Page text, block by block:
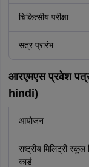
चिकित्सीय परीक्षा
सत्र प्रारंभ
आरएमएस प्रवेश
hindi)
आयोजन
राष्ट्रीय मिलिट्री
कार्ड